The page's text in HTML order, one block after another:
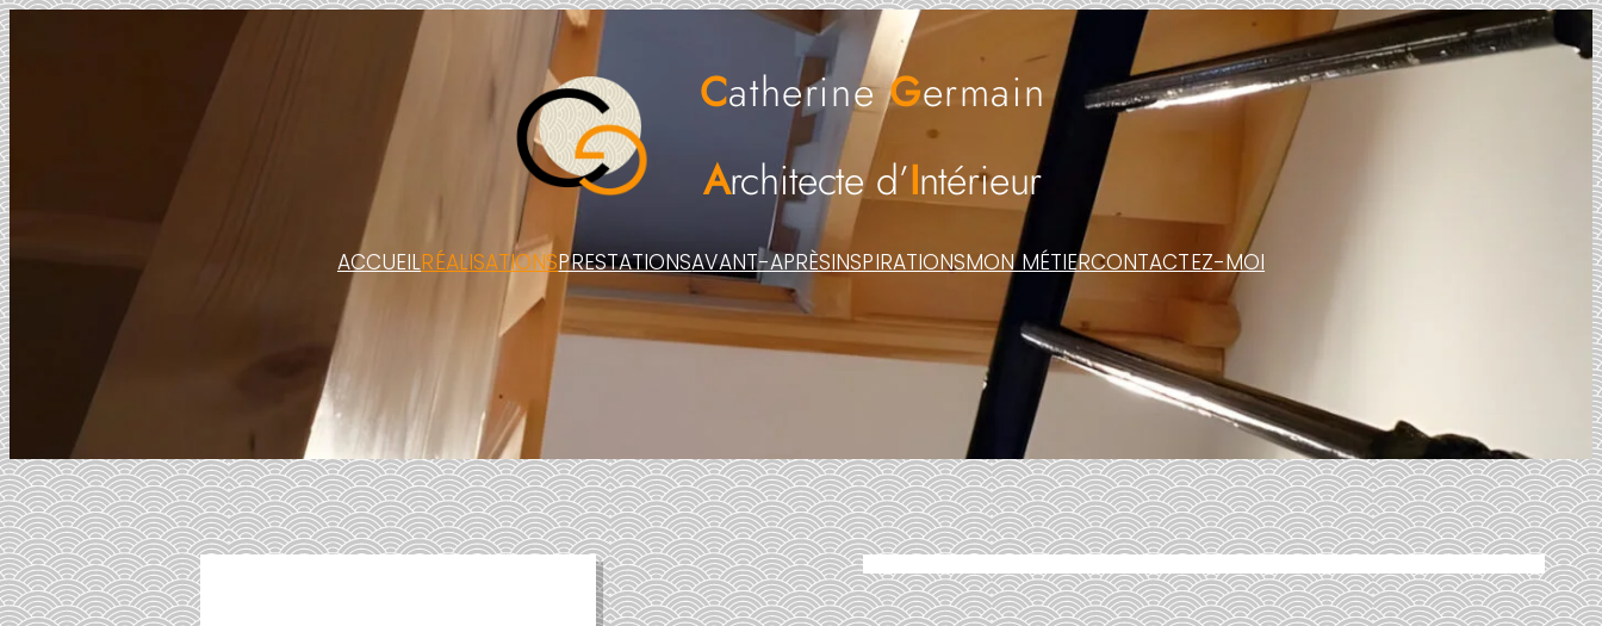
CatherineGermain
Architecte d’Intérieur
ACCUEILRÉALISATIONSPRESTATIONSAVANT-APRÈSINSPIRATIONSMON MÉTIERCONTACTEZ-MOI